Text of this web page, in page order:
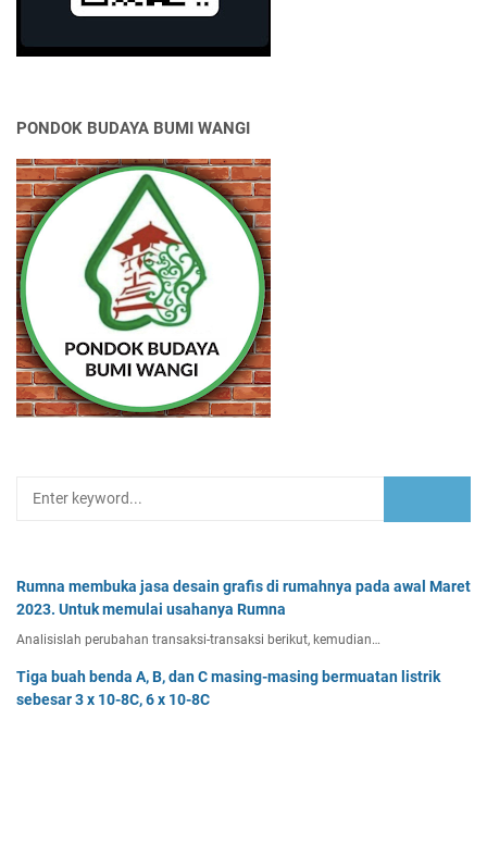
PONDOK BUDAYA BUMI WANGI
Rumna membuka jasa desain grafis di rumahnya pada awal Maret
2023. Untuk memulai usahanya Rumna
Analisislah perubahan transaksi-transaksi berikut, kemudian…
Tiga buah benda A, B, dan C masing-masing bermuatan listrik
sebesar 3 x 10-8C, 6 x 10-8C